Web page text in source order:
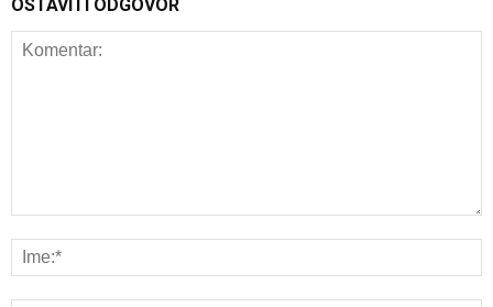
OSTAVITI ODGOVOR